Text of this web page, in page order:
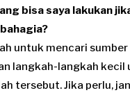
bisa saya lakukan
untuk mencari
langkah-langkah
tersebut. Jika perlu,